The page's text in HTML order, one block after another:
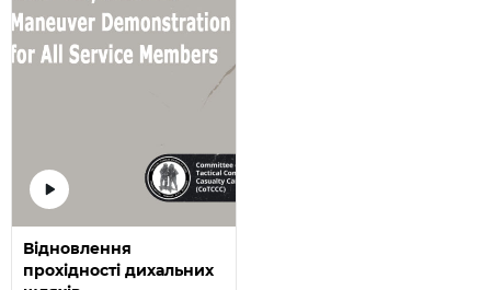
Відновлення
прохідності дихальних